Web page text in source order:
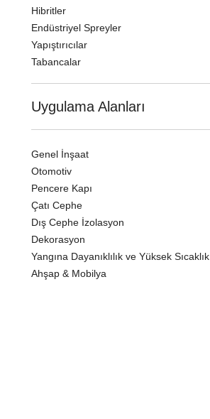
Hibritler
Endüstriyel Spreyler
Yapıştırıcılar
Tabancalar
Uygulama Alanları
Genel İnşaat
Otomotiv
Pencere Kapı
Çatı Cephe
Dış Cephe İzolasyon
Dekorasyon
Yangına Dayanıklılık ve Yüksek Sıcaklık
Ahşap & Mobilya